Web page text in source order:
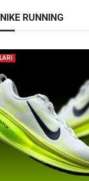
NIKE RUNNING